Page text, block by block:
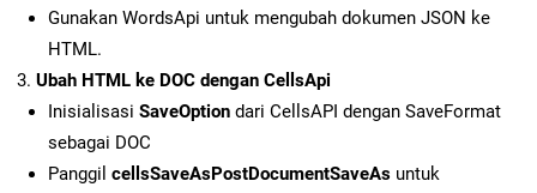
Gunakan WordsApi untuk mengubah dokumen JSON ke
HTML.
Ubah HTML ke DOC dengan CellsApi
Inisialisasi SaveOption dari CellsAPI dengan SaveFormat
sebagai DOC
Panggil cellsSaveAsPostDocumentSaveAs untuk